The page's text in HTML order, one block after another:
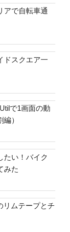
アで自転車通
ドスクエア一
で1画面の動
）
たい！バイク
みた
リムテープとチ